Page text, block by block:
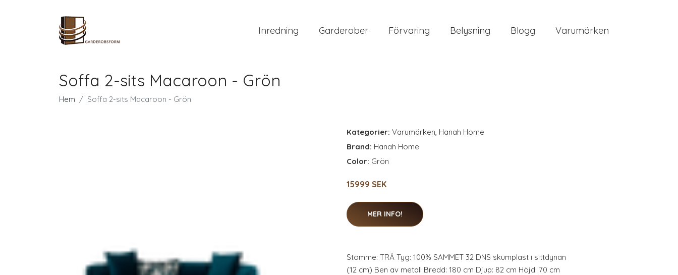
Inredning Garderober Förvaring Belysning Blogg Varumärken
Soffa 2-sits Macaroon - Grön
Hem Soffa 2-sits Macaroon - Grön
Kategorier: Varumärken, Hanah Home
Brand: Hanah Home
Color: Grön
15999 SEK
MER INFO!
Stomme: TRÄ Tyg: 100% SAMMET 32 DNS skumplast i sittdynan
(12 cm) Ben av metall Bredd: 180 cm Djup: 82 cm Höjd: 70 cm